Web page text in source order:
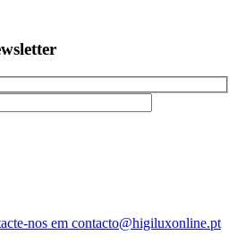
nos em contacto@higiluxonline.pt